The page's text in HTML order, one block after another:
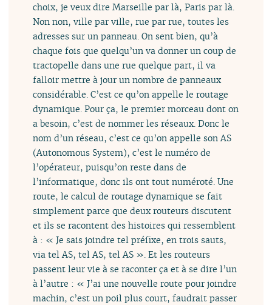
choix, je veux dire Marseille par là, Paris par là.
Non non, ville par ville, rue par rue, toutes les
adresses sur un panneau. On sent bien, qu’à
chaque fois que quelqu’un va donner un coup de
tractopelle dans une rue quelque part, il va
falloir mettre à jour un nombre de panneaux
considérable. C’est ce qu’on appelle le routage
dynamique. Pour ça, le premier morceau dont on
a besoin, c’est de nommer les réseaux. Donc le
nom d’un réseau, c’est ce qu’on appelle son AS
(Autonomous System), c’est le numéro de
l’opérateur, puisqu’on reste dans de
l’informatique, donc ils ont tout numéroté. Une
route, le calcul de routage dynamique se fait
simplement parce que deux routeurs discutent
et ils se racontent des histoires qui ressemblent
à : « Je sais joindre tel préfixe, en trois sauts,
via tel AS, tel AS, tel AS ». Et les routeurs
passent leur vie à se raconter ça et à se dire l’un
à l’autre : « J’ai une nouvelle route pour joindre
machin, c’est un poil plus court, faudrait passer